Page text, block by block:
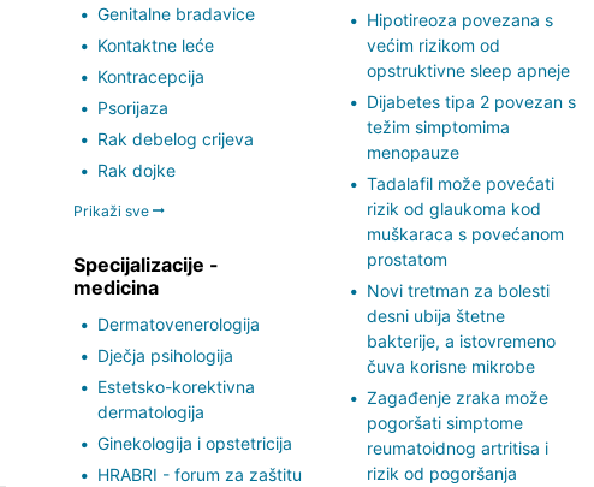
Genitalne bradavice
Kontaktne leće
Kontracepcija
Psorijaza
Rak debelog crijeva
Rak dojke
Prikaži sve
Specijalizacije -
medicina
Dermatovenerologija
Dječja psihologija
Estetsko-korektivna
dermatologija
Ginekologija i opstetricija
HRABRI - forum za zaštitu
Hipotireoza povezana s
većim rizikom od
opstruktivne sleep apneje
Dijabetes tipa 2 povezan s
težim simptomima
menopauze
Tadalafil može povećati
rizik od glaukoma kod
muškaraca s povećanom
prostatom
Novi tretman za bolesti
desni ubija štetne
bakterije, a istovremeno
čuva korisne mikrobe
Zagađenje zraka može
pogoršati simptome
reumatoidnog artritisa i
rizik od pogoršanja